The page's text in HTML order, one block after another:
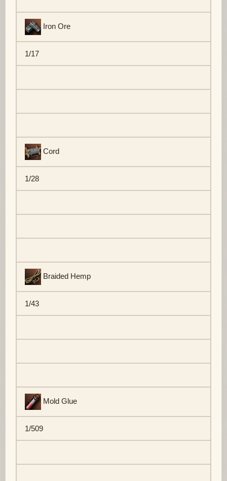
Iron Ore
1/17
Cord
1/28
Braided Hemp
1/43
Mold Glue
1/509